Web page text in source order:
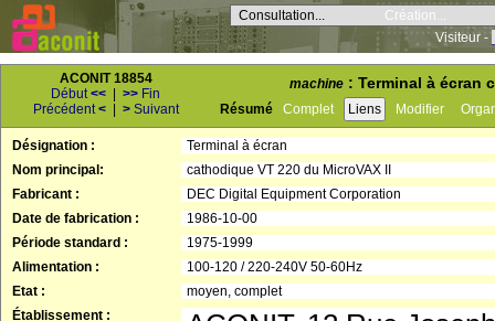
Consultation...
Création...
Visiteur -
ACONIT 18854
Début<< >> Fin
Précédent< > Suivant
machine : Terminal à écran
Résumé Complet Liens Modifier
Désignation :
Terminal à écran
Nom principal:
cathodique VT 220 du MicroVAX II
Fabricant :
DEC Digital Equipment Corporation
Date de fabrication :
1986-10-00
Période standard :
1975-1999
Alimentation :
100-120 / 220-240V 50-60Hz
Etat :
moyen, complet
Établissement :